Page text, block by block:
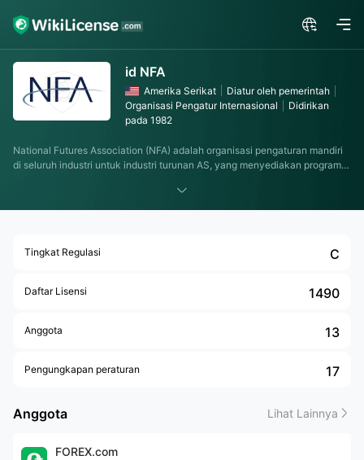
id NFA
Amerika Serikat
Diatur oleh pemerintah
Organisasi Pengatur Internasional
Didirikan
pada 1982
National Futures Association (NFA) adalah organisasi pengaturan mandiri
di seluruh industri untuk industri turunan AS, yang menyediakan program
berjangka yang terdaftar, NFA berupaya setiap hari untuk menjaga
integritas pasar derivatif, melindungi investor, dan memastikan anggota
Tingkat Regulasi C
Daftar Lisensi 1490
Anggota 13
Pengungkapan peraturan 17
Anggota Lihat Lainnya
FOREX.com